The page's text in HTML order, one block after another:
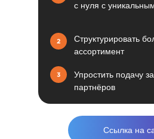
с нуля с
Структурировать
ассортимент
Упростить подачу
партнёров
Ссылка на